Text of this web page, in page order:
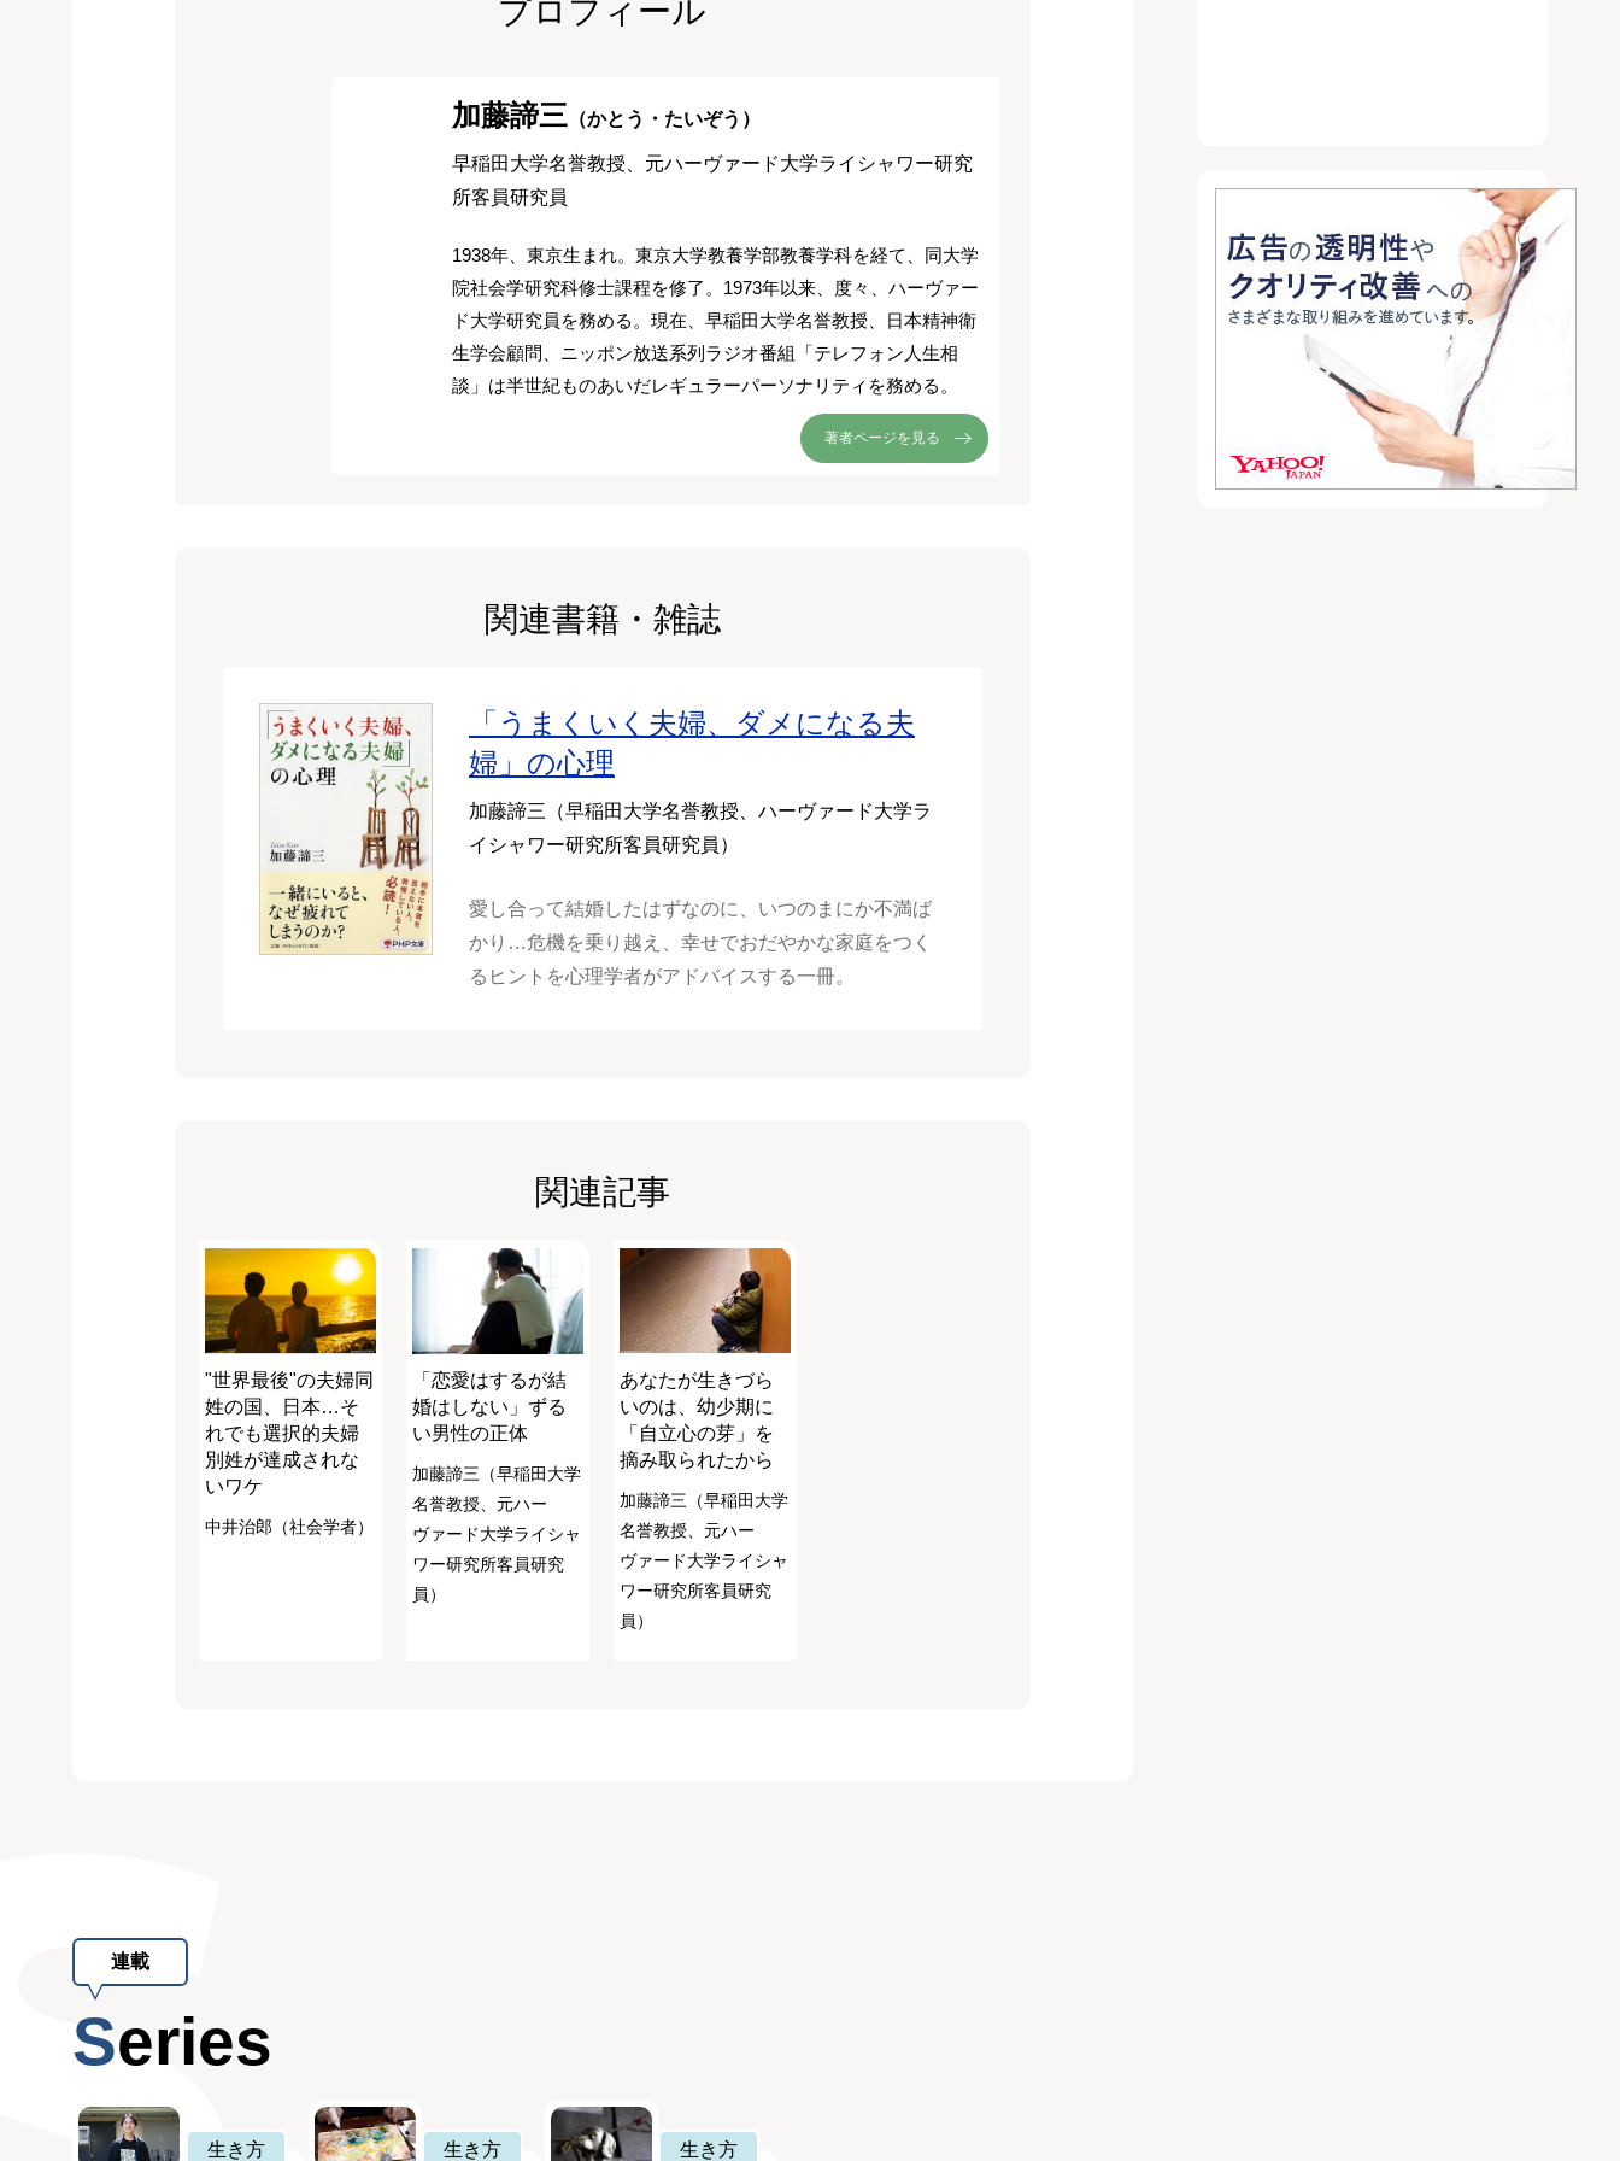
プロフィール
加藤諦三 （かとう・たいぞう）
早稲田大学名誉教授、元ハーヴァード大学ライシャワー研究
所客員研究員
1938年、東京生まれ。東京大学教養学部教養学科を経て、同大学
院社会学研究科修士課程を修了。1973年以来、度々、ハーヴァー
ド大学研究員を務める。現在、早稲田大学名誉教授、日本精神衛
生学会顧問、ニッポン放送系列ラジオ番組「テレフォン人生相
談」は半世紀ものあいだレギュラーパーソナリティを務める。
著者ページを見る
関連書籍・雑誌
「うまくいく夫婦、ダメになる夫
婦」の心理
加藤諦三（早稲田大学名誉教授、ハーヴァード大学ラ
イシャワー研究所客員研究員）
愛し合って結婚したはずなのに、いつのまにか不満ば
かり…危機を乗り越え、幸せでおだやかな家庭をつく
るヒントを心理学者がアドバイスする一冊。
関連記事
"世界最後"の夫婦同
姓の国、日本…そ
れでも選択的夫婦
別姓が達成されな
いワケ
中井治郎（社会学者）
「恋愛はするが結
婚はしない」ずる
い男性の正体
加藤諦三（早稲田大学
名誉教授、元ハー
ヴァード大学ライシャ
ワー研究所客員研究
員）
あなたが生きづら
いのは、幼少期に
「自立心の芽」を
摘み取られたから
加藤諦三（早稲田大学
名誉教授、元ハー
ヴァード大学ライシャ
ワー研究所客員研究
員）
連載
Series
生き方 生き方 生き方